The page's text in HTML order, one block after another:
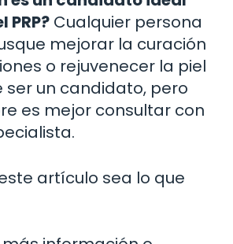
PRP? Cualquier persona
mejorar la curación
o rejuvenecer la piel
ser un candidato, pero
es mejor consultar con
artículo sea lo que